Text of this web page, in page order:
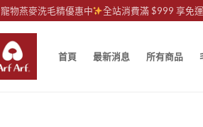
寵物燕麥洗毛精優惠中 全站消費滿 $999 享免
首頁 最新消息 所有商品